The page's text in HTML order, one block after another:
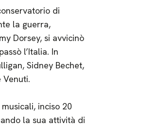
di
la guerra,
Dorsey, si avvicinò
l’Italia. In
Sidney Bechet,
Venuti.
inciso 20
la sua attività di